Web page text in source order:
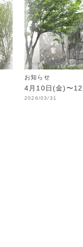
4月10日(金)〜
お知らせ
2026/03/31